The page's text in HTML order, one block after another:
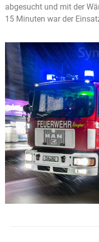
abgesucht und mit der
15 Minuten war der